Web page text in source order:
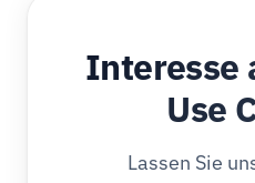
Interesse
Use
Lassen Sie